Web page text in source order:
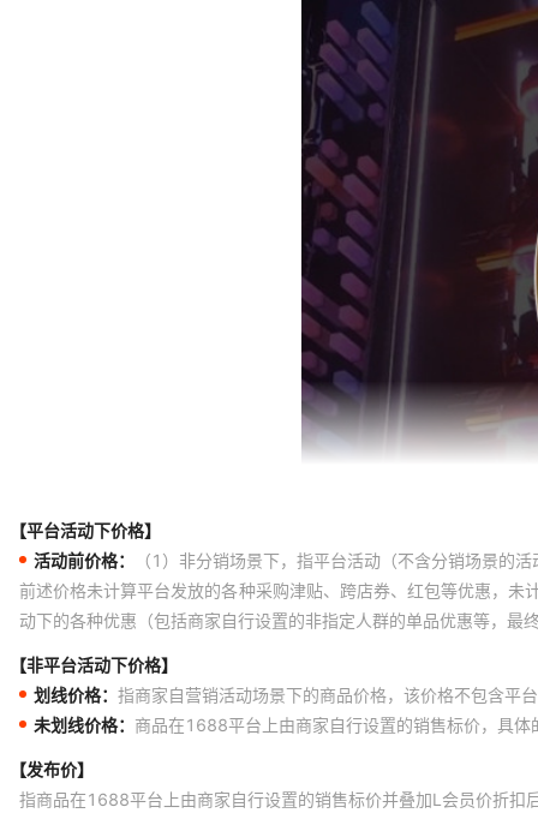
【平台活动下价格】
活动前价格：
（1）非分销场景下，指平台活动（不含分销场景的
前述价格未计算平台发放的各种采购津贴、跨店券、红包等优惠，
动下的各种优惠（包括商家自行设置的非指定人群的单品优惠等，
【非平台活动下价格】
划线价格： 指商家自营销活动场景下的商品价格，该价格不包含平
未划线价格： 商品在1688平台上由商家自行设置的销售标价，具
【发布价】
指商品在1688平台上由商家自行设置的销售标价并叠加L会员价折扣